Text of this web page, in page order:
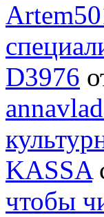
D3976
KASSA
чтобы